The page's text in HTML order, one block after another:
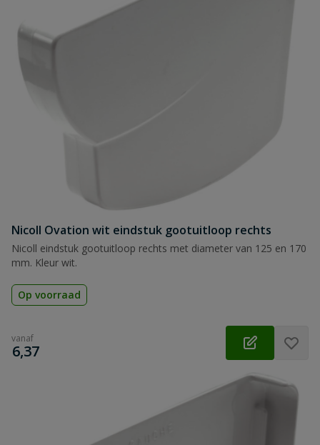
Nicoll Ovation wit eindstuk gootuitloop rechts
Nicoll eindstuk gootuitloop rechts met diameter van 125 en 170
mm. Kleur wit.
Op voorraad
vanaf
€
6,37